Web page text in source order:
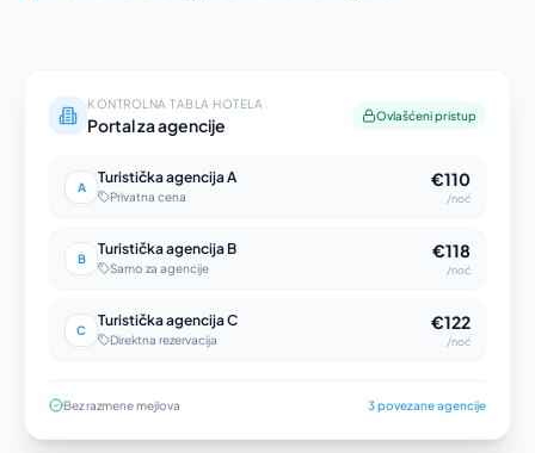
KONTROLNA TABLA HOTELA
Portal za agencije Ovlašćeni pristup
A
Turistička agencija A
Privatna cena
€110
/noć
B
Turistička agencija B
Samo za agencije
€118
/noć
C
Turistička agencija C
Direktna rezervacija
€122
/noć
Bez razmene mejlova 3 povezane agencije